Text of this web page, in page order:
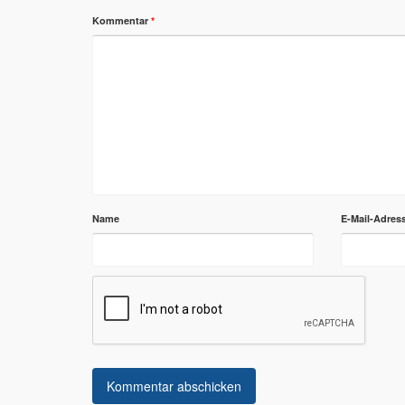
Kommentar *
Name E-Mail-